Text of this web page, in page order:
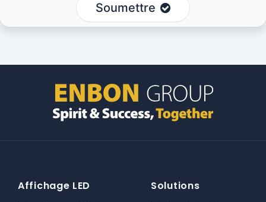
Soumettre
Affichage LED Solutions